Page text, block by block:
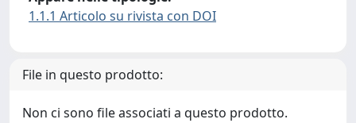
1.1.1 Articolo su rivista con DOI
File in questo prodotto:
Non ci sono file associati a questo prodotto.